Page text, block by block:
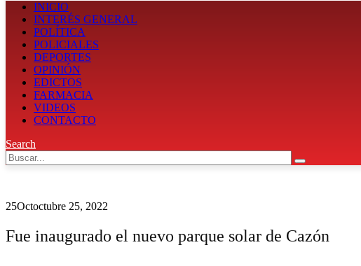
INICIO
INTERÉS GENERAL
POLÍTICA
POLICIALES
DEPORTES
OPINIÓN
EDICTOS
FARMACIA
VIDEOS
CONTACTO
Search
25Octoctubre 25, 2022
Fue inaugurado el nuevo parque solar de Cazón